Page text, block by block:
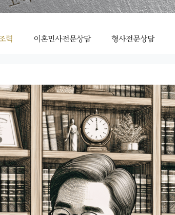
력 이혼민사전문상담 형사전문상담